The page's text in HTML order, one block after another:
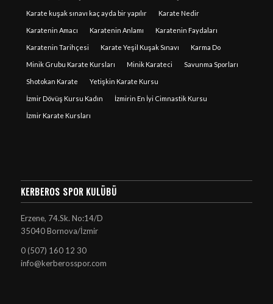
Karate kuşak sınavı kaç ayda bir yapılır Karate Nedir
Karatenin Amacı Karatenin Anlamı Karatenin Faydaları
Karatenin Tarihçesi Karate Yeşil Kuşak Sınavı Karma Do
Minik Grubu Karate Kursları Minik Karateci Savunma Sporları
Shotokan Karate Yetişkin Karate Kursu
İzmir Dövüş Kursu Kadın İzmirin En İyi Cimnastik Kursu
İzmir Karate Kursları
KERBEROS SPOR KULÜBÜ
Erzene, 74.Sk. No:14/D
35040 Bornova/İzmir
0 (507) 160 12 30
info@kerberosspor.com